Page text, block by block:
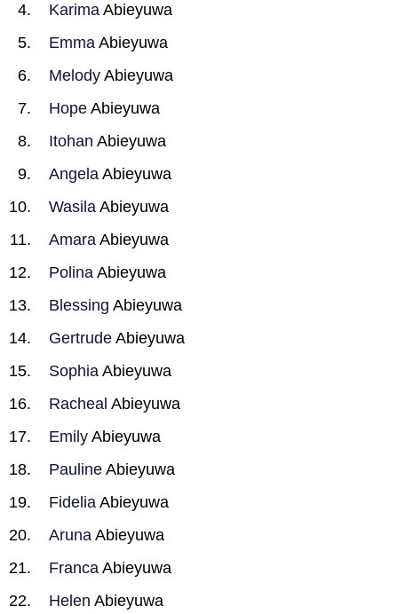
Karima Abieyuwa
Emma Abieyuwa
Melody Abieyuwa
Hope Abieyuwa
Itohan Abieyuwa
Angela Abieyuwa
Wasila Abieyuwa
Amara Abieyuwa
Polina Abieyuwa
Blessing Abieyuwa
Gertrude Abieyuwa
Sophia Abieyuwa
Racheal Abieyuwa
Emily Abieyuwa
Pauline Abieyuwa
Fidelia Abieyuwa
Aruna Abieyuwa
Franca Abieyuwa
Helen Abieyuwa